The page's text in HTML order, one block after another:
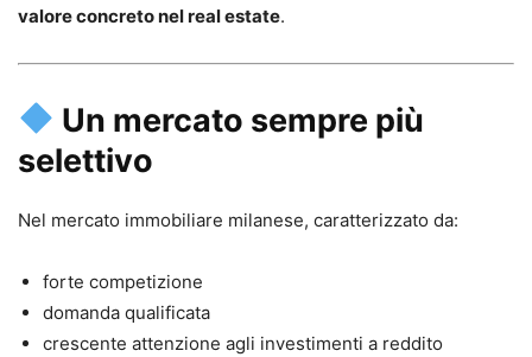
valore concreto nel real estate.
Un mercato sempre più
selettivo
Nel mercato immobiliare milanese, caratterizzato da:
forte competizione
domanda qualificata
crescente attenzione agli investimenti a reddito